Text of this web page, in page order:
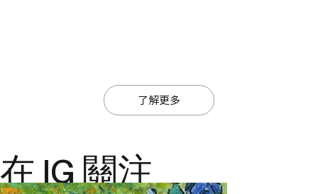
了解更多
在 IG 關注